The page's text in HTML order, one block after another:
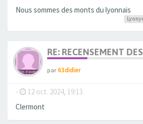
Nous sommes des monts du lyonnais
RE: RECENSEMENT
par63didier
- 12 oct. 2024, 19:13
Clermont